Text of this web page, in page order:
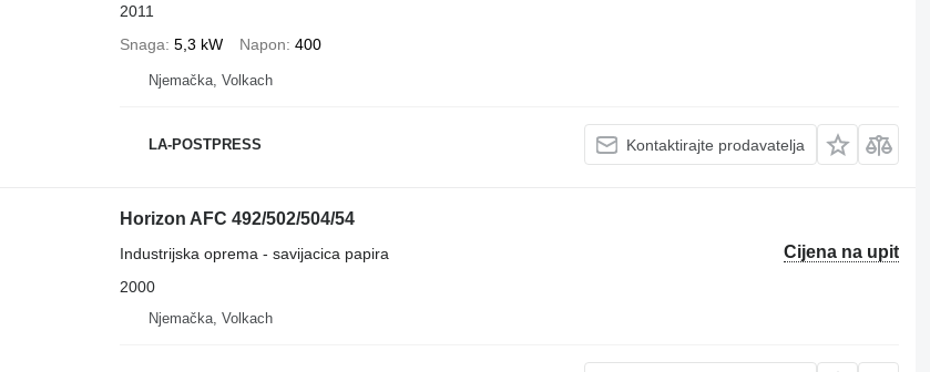
2011
Snaga 5,3 kW Napon 400
Njemačka, Volkach
LA-POSTPRESS Kontaktirajte prodavatelja
Horizon AFC 492/502/504/54
Cijena na upit
Industrijska oprema - savijacica papira
2000
Njemačka, Volkach